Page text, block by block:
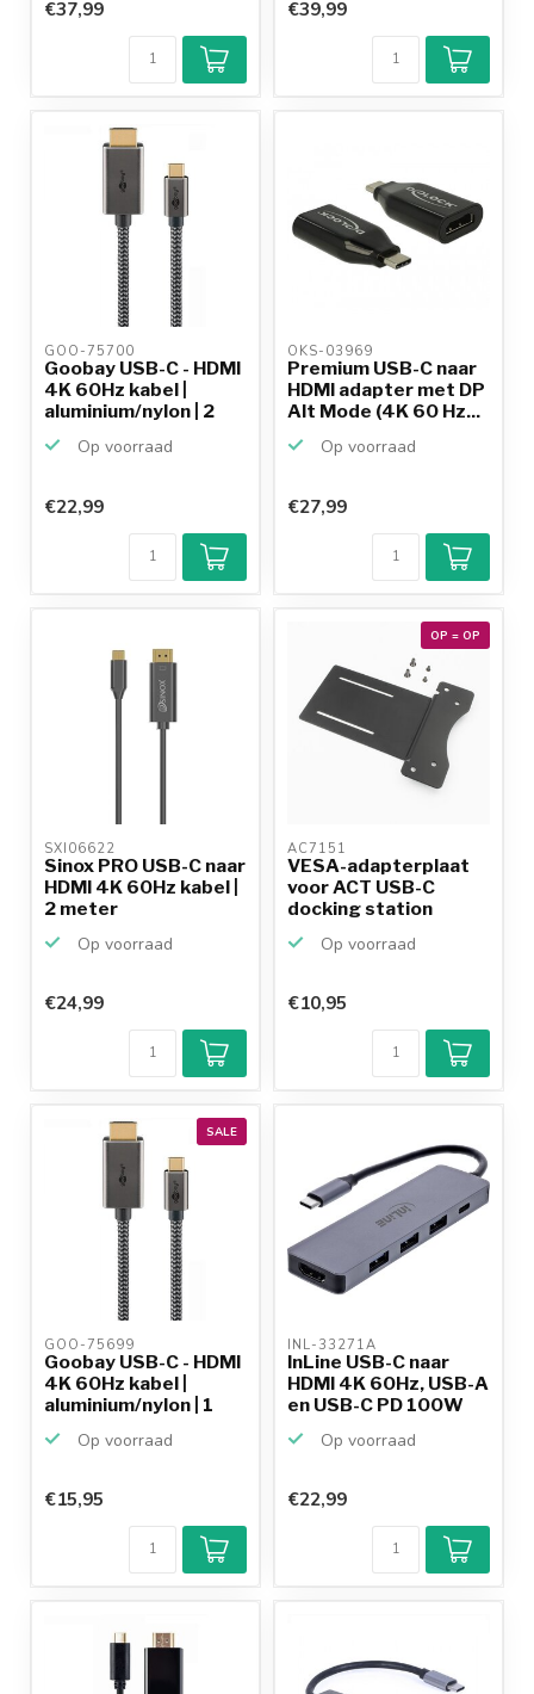
€37,99 €39,99
GOO-75700
Goobay USB-C - HDMI
4K 60Hz kabel |
aluminium/nylon | 2
Op voorraad
€22,99
OKS-03969
Premium USB-C naar
HDMI adapter met DP
Alt Mode (4K 60 Hz...
Op voorraad
€27,99
SXI06622
Sinox PRO USB-C naar
HDMI 4K 60Hz kabel |
2 meter
Op voorraad
€24,99
OP = OP
AC7151
VESA-adapterplaat
voor ACT USB-C
docking station
Op voorraad
€10,95
SALE
GOO-75699
Goobay USB-C - HDMI
4K 60Hz kabel |
aluminium/nylon | 1
Op voorraad
€15,95
INL-33271A
InLine USB-C naar
HDMI 4K 60Hz, USB-A
en USB-C PD 100W
Op voorraad
€22,99